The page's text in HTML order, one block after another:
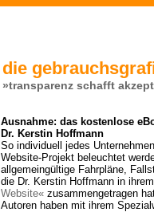
die
»transparenz schafft
Ausnahme: das kostenlose
Dr. Kerstin Hoffmann
So individuell jedes
Website-Projekt beleuchtet
allgemeingültige Fahrpläne,
die Dr. Kerstin Hoffmann in
Website« zusammengetragen
Autoren haben mit ihrem